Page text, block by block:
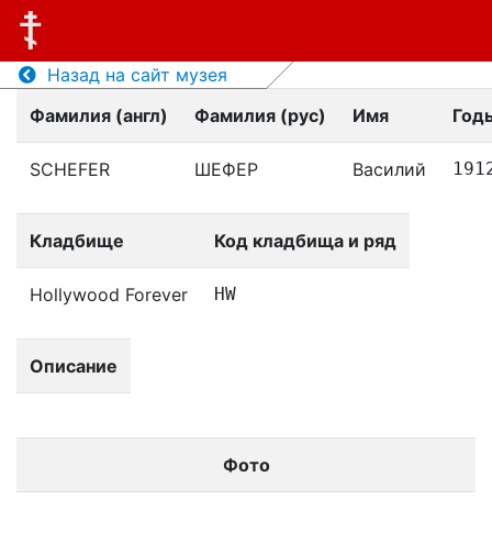
Назад на сайт музея
Фамилия (англ)
Фамилия (рус) Имя
SCHEFER ШЕФЕР Василий
Кладбище Код кладбища и ряд
Hollywood Forever HW
Описание
Фото